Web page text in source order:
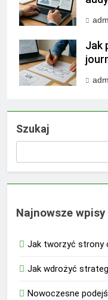
Jak
Szukaj
Najnowsze wpisy
Jak tworzyć strony
Jak wdrożyć
Nowoczesne